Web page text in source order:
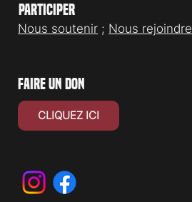
Participer
Nous soutenir ; Nous rejoindre
faire un don
CLIQUEZ ICI